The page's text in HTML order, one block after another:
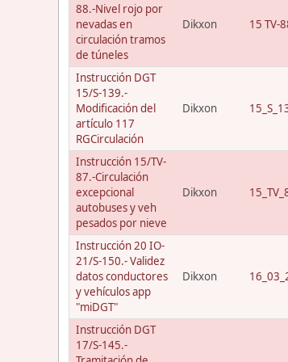
88.-Nivel rojo por
nevadas en
circulación tramos
de túneles
Dikxon 15 TV-
Instrucción DGT
15/S-139.-
Modificación del
artículo 117
RGCirculación
Dikxon
Instrucción 15/TV-
87.-Circulación
excepcional
autobuses y veh
pesados por nieve
Dikxon
Instrucción 20 IO-
21/S-150.- Validez
datos conductores
y vehículos app
"miDGT"
Dikxon
Instrucción DGT
17/S-145.-